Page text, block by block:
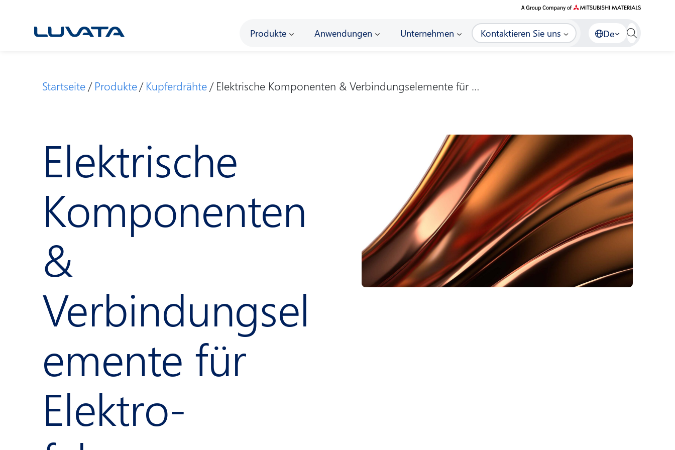
Main
Produkte Anwendungen Unternehmen Kontaktieren Sie uns De
Startseite Produkte Kupferdrähte Elektrische Komponenten & Verbindungselemente für …
Elektrische
Komponenten
&
Verbindungsel
emente für
Elektro­